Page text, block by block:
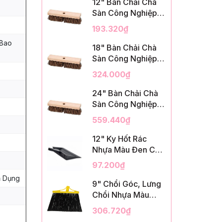
Dụng
12" Bàn Chải Chà
Sàn Công Nghiệp,
Sợi Palmyra, InsuX
INXDS1, 12
Cái/Thùng (12"
Brush Deck Scrub,
193.320₫
18" Bàn Chải Chà
Sàn Công Nghiệp,
Sợi Palmyra, InsuX
INXDS2, 12
Cái/Thùng (18"
Brush Deck Scrub,
324.000₫
24" Bàn Chải Chà
Sàn Công Nghiệp,
Sợi Palmyra, InsuX
INXDS2, 12
Cái/Thùng (24"
Brush Deck Scrub ,
559.440₫
12" Ky Hốt Rác
Nhựa Màu Đen Có
Tay Cầm, InsuX
INXSHD01, 12
Cái/Thùng, Mã
IMPA 174141 (12"
Black Plastic)
97.200₫
9" Chổi Góc, Lưng
Chổi Nhựa Màu
Vàng, Lông PET
Màu Đen, Kèm Cán
306.720₫